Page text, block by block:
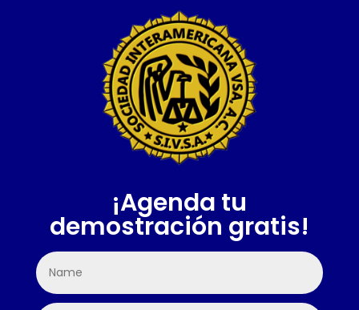
¡Agenda tu
demostración gratis!